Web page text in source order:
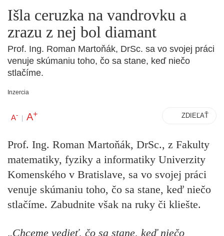
Išla ceruzka na vandrovku a
zrazu z nej bol diamant
Prof. Ing. Roman Martoňák, DrSc. sa vo svojej práci
venuje skúmaniu toho, čo sa stane, keď niečo
stlačíme.
Inzercia
A- | A+ ZDIEĽAŤ
Prof. Ing. Roman Martoňák, DrSc., z Fakulty
matematiky, fyziky a informatiky Univerzity
Komenského v Bratislave, sa vo svojej práci
venuje skúmaniu toho, čo sa stane, keď niečo
stlačíme. Zabudnite však na ruky či kliešte.
„Chceme vedieť, čo sa stane, keď niečo